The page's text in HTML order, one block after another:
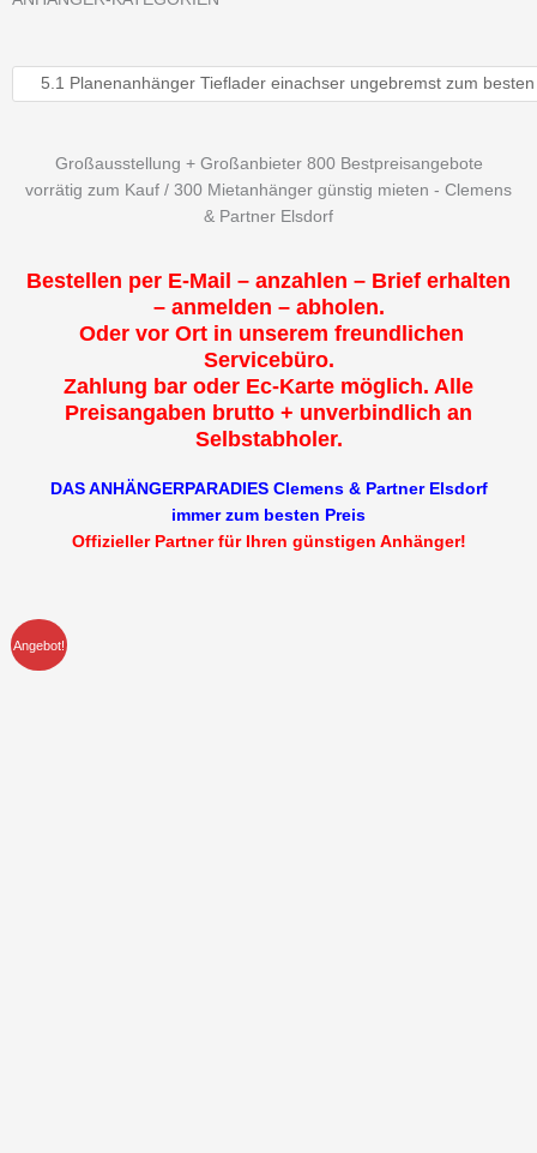
Großausstellung + Großanbieter 800 Bestpreisangebote
vorrätig zum Kauf / 300 Mietanhänger günstig mieten - Clemens
& Partner Elsdorf
Bestellen per E-Mail – anzahlen – Brief erhalten
– anmelden – abholen.
Oder vor Ort in unserem freundlichen
Servicebüro.
Zahlung bar oder Ec-Karte möglich. Alle
Preisangaben brutto + unverbindlich an
Selbstabholer.
DAS ANHÄNGERPARADIES Clemens & Partner Elsdorf
immer zum besten Preis
Offizieller Partner für Ihren günstigen Anhänger!
Angebot!